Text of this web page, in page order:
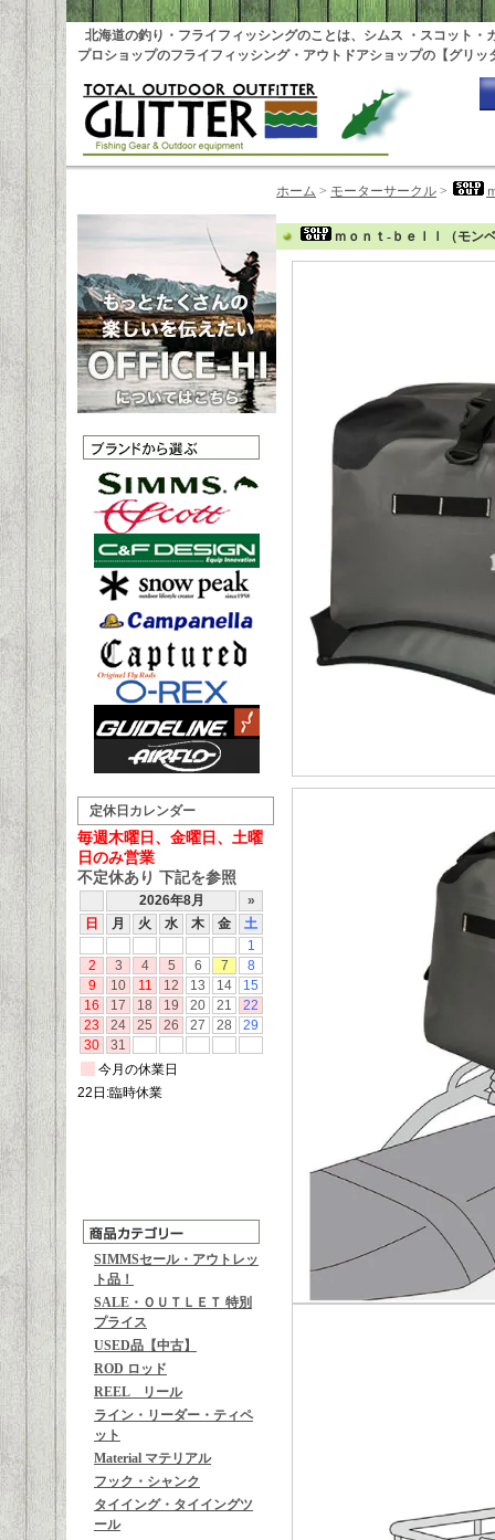
北海道の釣り・フライフィッシングのことは、シムス ・スコット・
プロショップのフライフィッシング・アウトドアショップの【グリッ
定休日カレンダー
毎週木曜日、金曜日、土曜
日のみ営業
不定休あり 下記を参照
SIMMSセール・アウトレッ
ト品！
SALE・ＯＵＴＬＥＴ 特別
プライス
USED品【中古】
ROD ロッド
REEL リール
ライン・リーダー・ティペ
ット
Material マテリアル
フック・シャンク
タイイング・タイイングツ
ール
ホーム > モーターサークル >
ｍｏｎｔ-ｂｅｌｌ（モン